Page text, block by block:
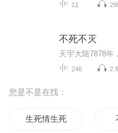
11
不死不灭
246
您是不是在找：
生死情生死剑